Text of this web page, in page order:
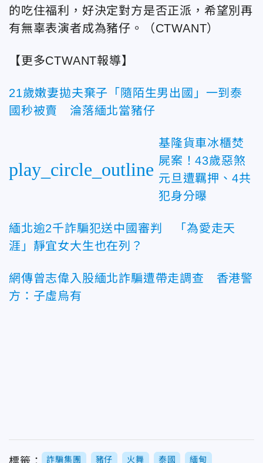
的吃住福利，好決定對方是否正派，希望別再
有無辜表演者成為豬仔。（CTWANT）
【更多CTWANT報導】
21歲嫩妻拋夫棄子「隨陌生男出國」一到泰
國秒被賣 淪落緬北當豬仔
play_circle_outline
基隆貨車冰櫃焚
屍案！43歲惡煞
元旦遭羈押、4共
犯身分曝
緬北逾2千詐騙犯送中國審判 「為愛走天
涯」靜宜女大生也在列？
網傳曾志偉入股緬北詐騙遭帶走調查 香港警
方：子虛烏有
詐騙集團 豬仔 火舞 泰國 緬甸